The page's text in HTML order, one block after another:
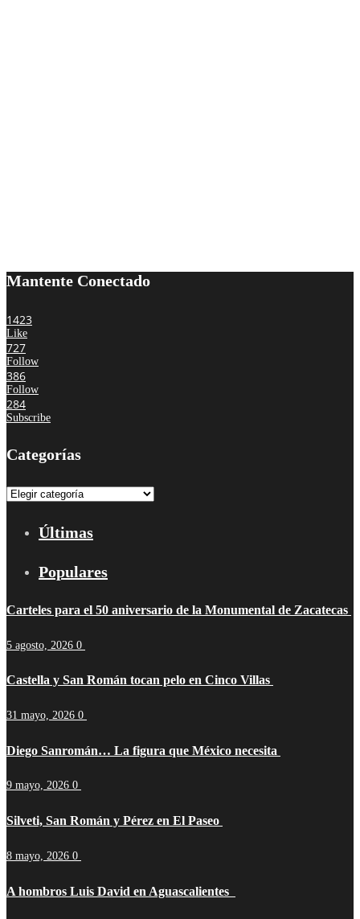
Mantente Conectado
1423
Like
727
Follow
386
Follow
284
Subscribe
Categorías
Categorías
Últimas
Populares
Carteles para el 50 aniversario de la Monumental de Zacatecas
5 agosto, 2026 0
Castella y San Román tocan pelo en Cinco Villas
31 mayo, 2026 0
Diego Sanromán… La figura que México necesita
9 mayo, 2026 0
Silveti, San Román y Pérez en El Paseo
8 mayo, 2026 0
A hombros Luis David en Aguascalientes